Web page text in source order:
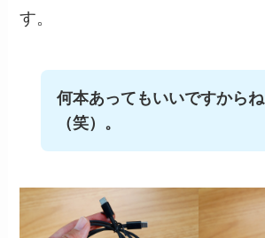
す。
何本あってもいいですからね
（笑）。